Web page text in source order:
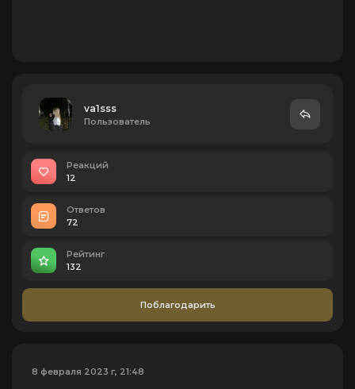
va1sss
Пользователь
Реакций
12
Ответов
72
Рейтинг
132
Поблагодарить
8 февраля 2023 г, 21:48